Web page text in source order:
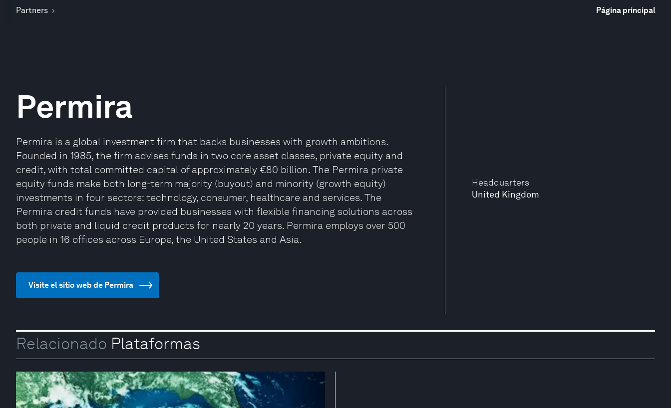
Partners Página principal
Headquarters
United Kingdom
Permira
Permira is a global investment firm that backs businesses with growth ambitions.
Founded in 1985, the firm advises funds in two core asset classes, private equity and
credit, with total committed capital of approximately €80 billion. The Permira private
equity funds make both long-term majority (buyout) and minority (growth equity)
investments in four sectors: technology, consumer, healthcare and services. The
Permira credit funds have provided businesses with flexible financing solutions across
both private and liquid credit products for nearly 20 years. Permira employs over 500
people in 16 offices across Europe, the United States and Asia.
Visite el sitio web de Permira
Relacionado Plataformas